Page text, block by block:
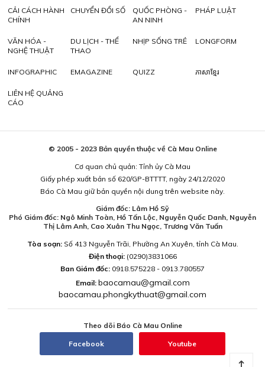
CẢI CÁCH HÀNH
CHÍNH
CHUYỂN ĐỔI SỐ
QUỐC PHÒNG -
AN NINH
PHÁP LUẬT
VĂN HÓA -
NGHỆ THUẬT
DU LỊCH - THỂ
THAO
NHỊP SỐNG TRẺ LONGFORM
INFOGRAPHIC EMAGAZINE QUIZZ ភាសាខ្មែរ
LIÊN HỆ QUẢNG
CÁO
© 2005 - 2023 Bản quyền thuộc về Cà Mau Online
Cơ quan chủ quản: Tỉnh ủy Cà Mau
Giấy phép xuất bản số 620/GP-BTTTT, ngày 24/12/2020
Báo Cà Mau giữ bản quyền nội dung trên website này.
Giám đốc: Lâm Hồ Sỹ
Phó Giám đốc: Ngô Minh Toàn, Hồ Tấn Lộc, Nguyễn Quốc Danh, Nguyễn
Thị Lâm Anh, Cao Xuân Thu Ngọc, Trương Văn Tuấn
Tòa soạn:Số 413 Nguyễn Trãi, Phường An Xuyên, tỉnh Cà Mau.
Điện thoại: (0290)3831066
Ban Giám đốc: 0918.575228 - 0913.780557
Email: baocamau@gmail.com
baocamau.phongkythuat@gmail.com
Theo dõi Báo Cà Mau Online
Facebook Youtube